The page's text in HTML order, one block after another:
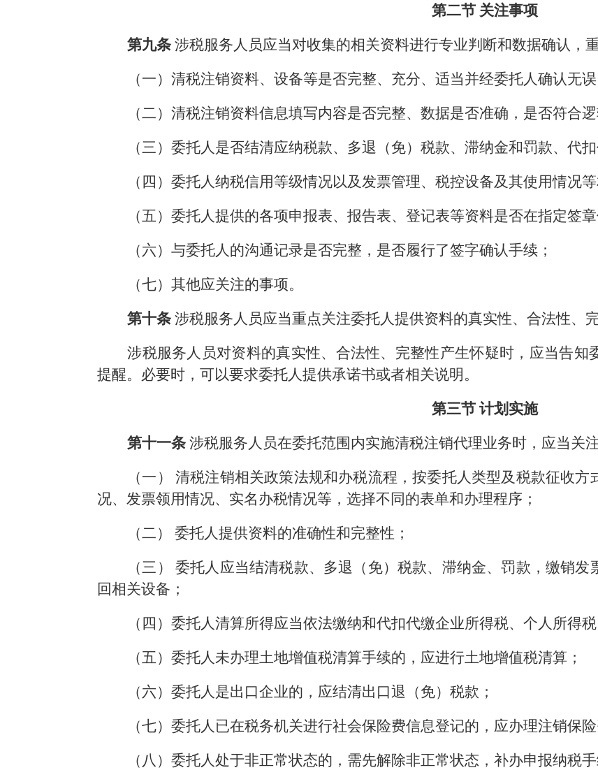
第二节 关注事项
第九条 涉税服务人员应当对收集的相关资料进行专业判断和数据确认，
（一）清税注销资料、设备等是否完整、充分、适当并经委托人确认无误
（二）清税注销资料信息填写内容是否完整、数据是否准确，是否符合逻
（三）委托人是否结清应纳税款、多退（免）税款、滞纳金和罚款、代
（四）委托人纳税信用等级情况以及发票管理、税控设备及其使用情况等
（五）委托人提供的各项申报表、报告表、登记表等资料是否在指定签章
（六）与委托人的沟通记录是否完整，是否履行了签字确认手续；
（七）其他应关注的事项。
第十条 涉税服务人员应当重点关注委托人提供资料的真实性、合法性、完
涉税服务人员对资料的真实性、合法性、完整性产生怀疑时，应当告知
提醒。必要时，可以要求委托人提供承诺书或者相关说明。
第三节 计划实施
第十一条 涉税服务人员在委托范围内实施清税注销代理业务时，应当关
（一） 清税注销相关政策法规和办税流程，按委托人类型及税款征收
况、发票领用情况、实名办税情况等，选择不同的表单和办理程序；
（二） 委托人提供资料的准确性和完整性；
（三） 委托人应当结清税款、多退（免）税款、滞纳金、罚款，缴销
回相关设备；
（四）委托人清算所得应当依法缴纳和代扣代缴企业所得税、个人所得税
（五）委托人未办理土地增值税清算手续的，应进行土地增值税清算；
（六）委托人是出口企业的，应结清出口退（免）税款；
（七）委托人已在税务机关进行社会保险费信息登记的，应办理注销保
（八）委托人处于非正常状态的，需先解除非正常状态，补办申报纳税手